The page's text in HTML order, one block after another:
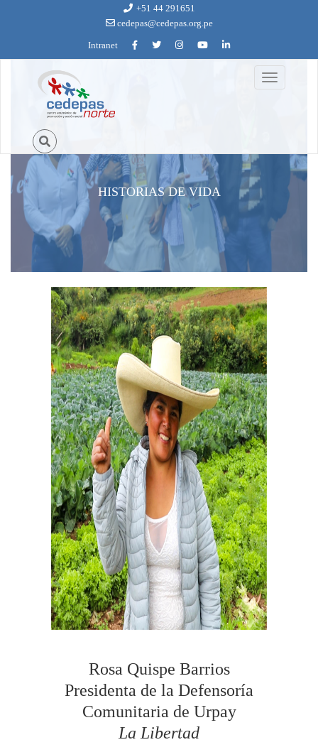
+51 44 291651
cedepas@cedepas.org.pe
Intranet
Toggle
navigation
HISTORIAS DE VIDA
Rosa Quispe Barrios
Presidenta de la Defensoría
Comunitaria de Urpay
La Libertad